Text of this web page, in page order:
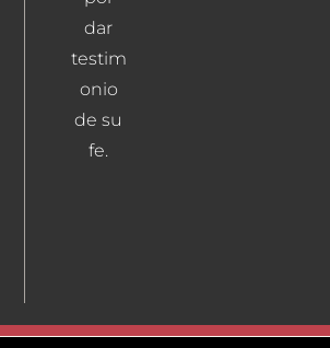
dar
testim
onio
de su
fe.